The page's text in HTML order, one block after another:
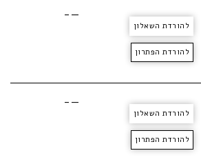
להורדת השאלון
להורדת הפתרון
—-
להורדת השאלון
להורדת הפתרון
—-